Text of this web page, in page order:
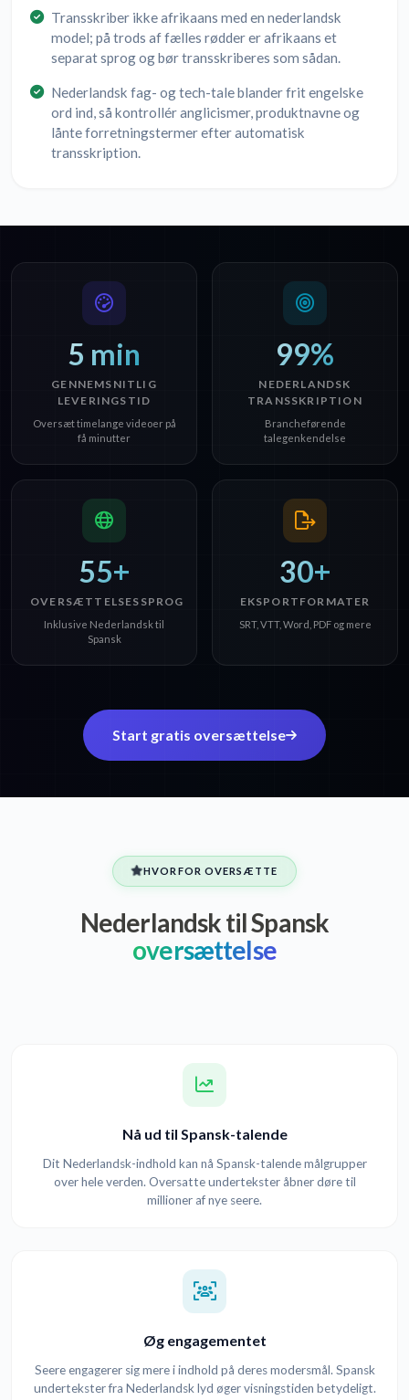
Transskriber ikke afrikaans med en nederlandsk
model; på trods af fælles rødder er afrikaans et
separat sprog og bør transskriberes som sådan.
Nederlandsk fag- og tech-tale blander frit engelske
ord ind, så kontrollér anglicismer, produktnavne og
lånte forretningstermer efter automatisk
transskription.
5 min
GENNEMSNITLIG
LEVERINGSTID
Oversæt timelange videoer på
få minutter
99%
NEDERLANDSK
TRANSSKRIPTION
Brancheførende
talegenkendelse
55+
OVERSÆTTELSESSPROG
Inklusive Nederlandsk til
Spansk
30+
EKSPORTFORMATER
SRT, VTT, Word, PDF og mere
Start gratis oversættelse
HVORFOR OVERSÆTTE
Nederlandsk til Spansk
oversættelse
Nå ud til Spansk-talende
Dit Nederlandsk-indhold kan nå Spansk-talende målgrupper
over hele verden. Oversatte undertekster åbner døre til
millioner af nye seere.
Øg engagementet
Seere engagerer sig mere i indhold på deres modersmål. Spansk
undertekster fra Nederlandsk lyd øger visningstiden betydeligt.